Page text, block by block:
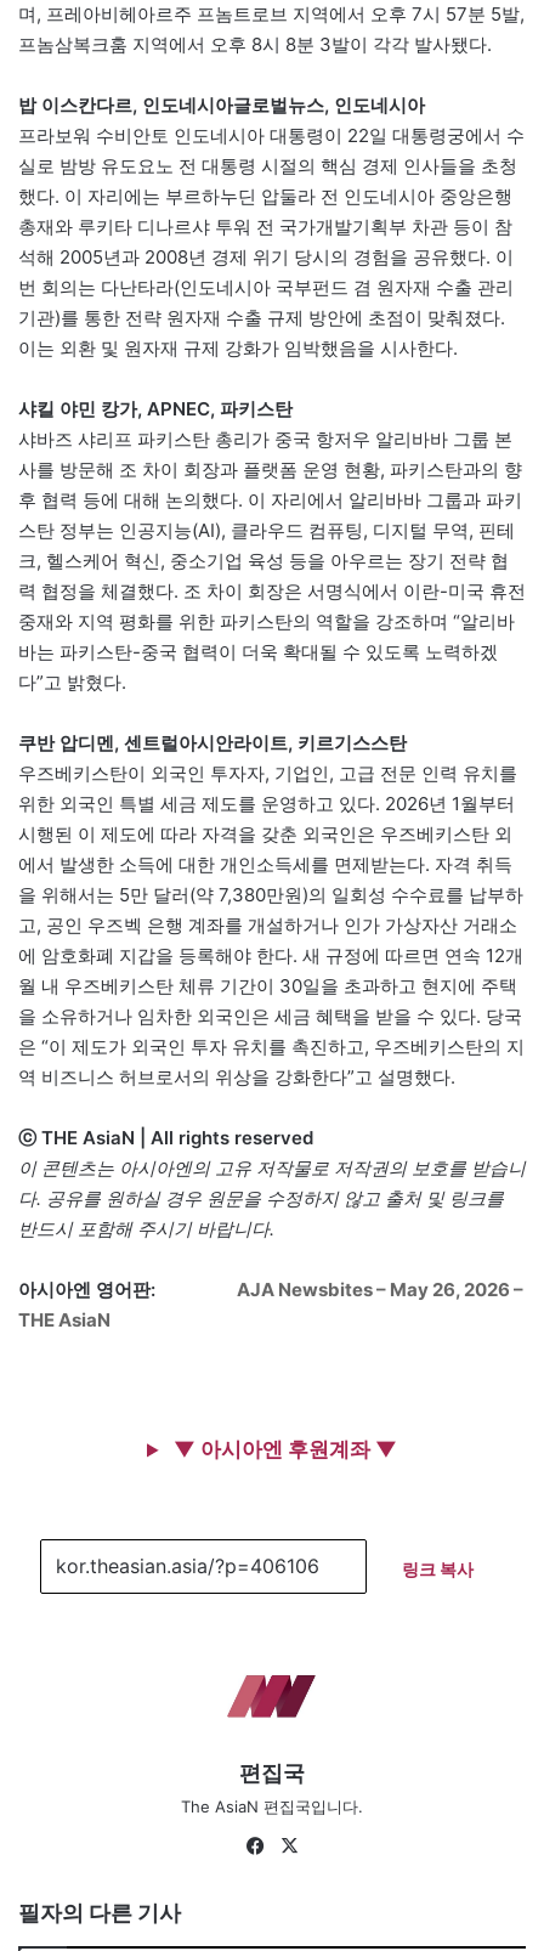
며, 프레아비헤아르주 프놈트로브 지역에서 오후 7시 57분 5발,
프놈삼복크훔 지역에서 오후 8시 8분 3발이 각각 발사됐다.
밥 이스칸다르, 인도네시아글로벌뉴스, 인도네시아
프라보워 수비안토 인도네시아 대통령이 22일 대통령궁에서 수
실로 밤방 유도요노 전 대통령 시절의 핵심 경제 인사들을 초청
했다. 이 자리에는 부르하누딘 압둘라 전 인도네시아 중앙은행
총재와 루키타 디나르샤 투워 전 국가개발기획부 차관 등이 참
석해 2005년과 2008년 경제 위기 당시의 경험을 공유했다. 이
번 회의는 다난타라(인도네시아 국부펀드 겸 원자재 수출 관리
기관)를 통한 전략 원자재 수출 규제 방안에 초점이 맞춰졌다.
이는 외환 및 원자재 규제 강화가 임박했음을 시사한다.
샤킬 야민 캉가, APNEC, 파키스탄
샤바즈 샤리프 파키스탄 총리가 중국 항저우 알리바바 그룹 본
사를 방문해 조 차이 회장과 플랫폼 운영 현황, 파키스탄과의 향
후 협력 등에 대해 논의했다. 이 자리에서 알리바바 그룹과 파키
스탄 정부는 인공지능(AI), 클라우드 컴퓨팅, 디지털 무역, 핀테
크, 헬스케어 혁신, 중소기업 육성 등을 아우르는 장기 전략 협
력 협정을 체결했다. 조 차이 회장은 서명식에서 이란-미국 휴전
중재와 지역 평화를 위한 파키스탄의 역할을 강조하며 “알리바
바는 파키스탄-중국 협력이 더욱 확대될 수 있도록 노력하겠
다”고 밝혔다.
쿠반 압디멘, 센트럴아시안라이트, 키르기스스탄
우즈베키스탄이 외국인 투자자, 기업인, 고급 전문 인력 유치를
위한 외국인 특별 세금 제도를 운영하고 있다. 2026년 1월부터
시행된 이 제도에 따라 자격을 갖춘 외국인은 우즈베키스탄 외
에서 발생한 소득에 대한 개인소득세를 면제받는다. 자격 취득
을 위해서는 5만 달러(약 7,380만원)의 일회성 수수료를 납부하
고, 공인 우즈벡 은행 계좌를 개설하거나 인가 가상자산 거래소
에 암호화폐 지갑을 등록해야 한다. 새 규정에 따르면 연속 12개
월 내 우즈베키스탄 체류 기간이 30일을 초과하고 현지에 주택
을 소유하거나 임차한 외국인은 세금 혜택을 받을 수 있다. 당국
은 “이 제도가 외국인 투자 유치를 촉진하고, 우즈베키스탄의 지
역 비즈니스 허브로서의 위상을 강화한다”고 설명했다.
ⓒ THE AsiaN | All rights reserved
이 콘텐츠는 아시아엔의 고유 저작물로 저작권의 보호를 받습니
다. 공유를 원하실 경우 원문을 수정하지 않고 출처 및 링크를
반드시 포함해 주시기 바랍니다.
아시아엔 영어판:
AJA Newsbites – May 26, 2026 –
THE AsiaN
▼ 아시아엔 후원계좌 ▼
링크 복사
편집국
The AsiaN 편집국입니다.
Facebook
필자의 다른 기사